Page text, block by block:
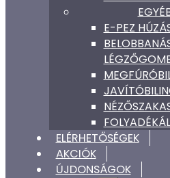
E-PEZ
ELÉRHETŐSÉGEK
AKCIÓK
ÚJDONSÁGOK